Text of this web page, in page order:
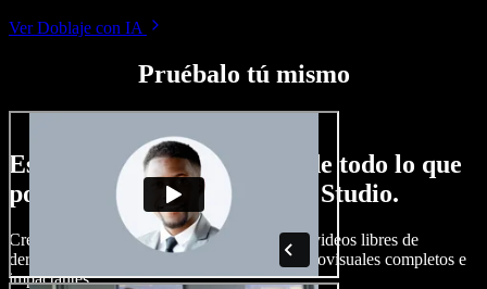
Ver Doblaje con IA
Pruébalo tú mismo
Esto es solo una probadita de todo lo que
podrás hacer con Speechify Studio.
Crea locuciones, agrega imágenes, audios y videos libres de
derechos, clona tu voz y arma proyectos audiovisuales completos e
impactantes.